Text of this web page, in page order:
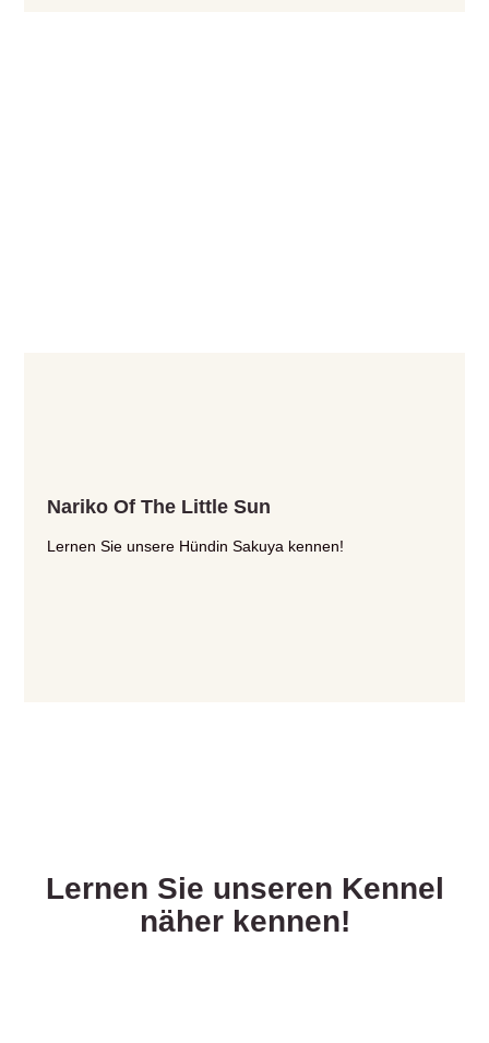
Nariko Of The Little Sun
Lernen Sie unsere Hündin Sakuya kennen!
Lernen Sie unseren Kennel
näher kennen!